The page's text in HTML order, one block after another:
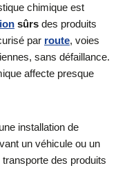
chimique est
sûrs des produits
par route, voies
sans défaillance.
affecte presque
installation de
un véhicule ou un
transporte des produits